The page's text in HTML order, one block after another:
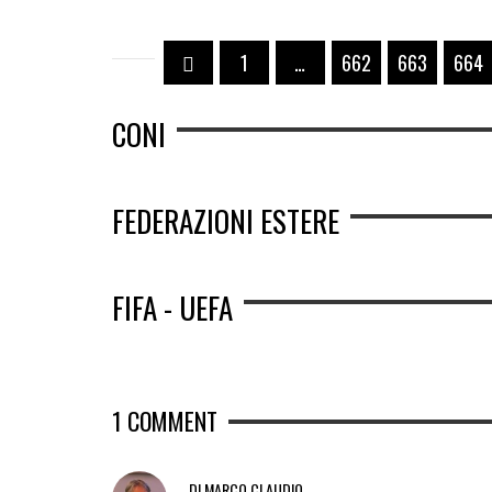
1 … 662 663 664
CONI
FEDERAZIONI ESTERE
FIFA - UEFA
1 COMMENT